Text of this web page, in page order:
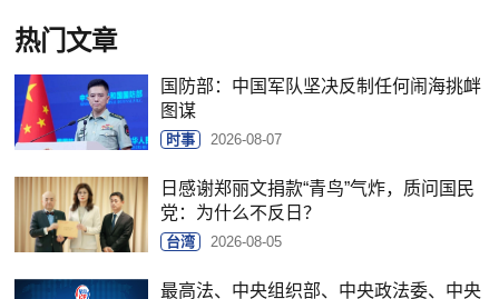
热门文章
国防部：中国军队坚决反制任何闹海挑衅
图谋
时事 2026-08-07
日感谢郑丽文捐款“青鸟”气炸，质问国民
党：为什么不反日？
台湾 2026-08-05
最高法、中央组织部、中央政法委、中央